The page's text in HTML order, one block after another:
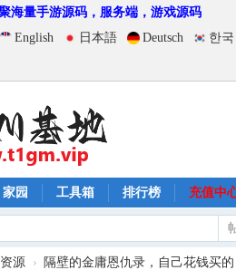
海量手游源码，服务端，游戏源码
English 日本語 Deutsch 한
家园 工具箱 排行榜 充值中
源 › 隔壁的金庸恩仇录，自己花钱买